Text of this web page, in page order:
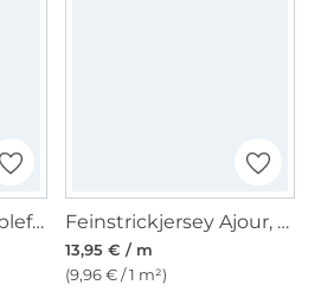
Feinstrickstoff Doubleface Melange, terracotta Feinstrickjersey Ajour, ocker
13,95 € / m
(9,96 € / 1 m²)